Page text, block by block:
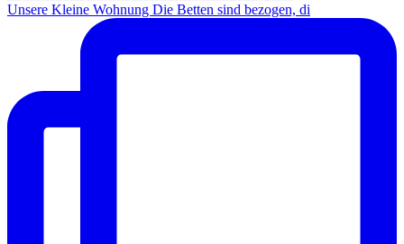
Unsere Kleine Wohnung Die Betten sind bezogen, di